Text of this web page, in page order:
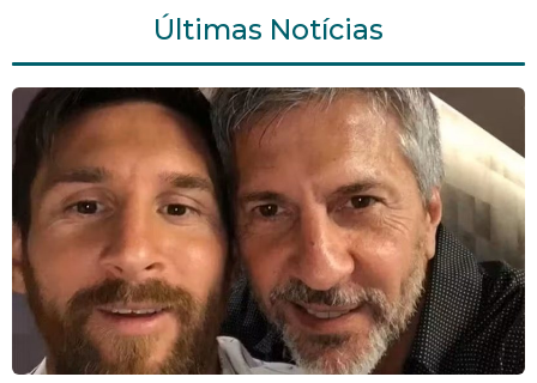
Últimas Notícias